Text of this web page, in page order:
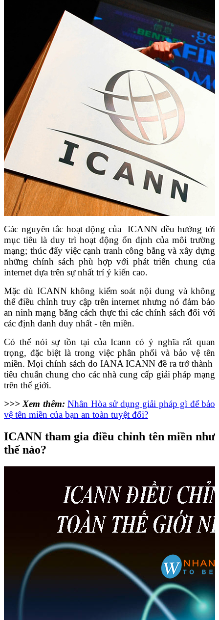
Các nguyên tắc hoạt động của ICANN đều hướng tới
mục tiêu là duy trì hoạt động ổn định của môi trường
mạng; thúc đẩy việc cạnh tranh công bằng và xây dựng
những chính sách phù hợp với phát triển chung của
internet dựa trên sự nhất trí ý kiến cao.
Mặc dù ICANN không kiểm soát nội dung và không
thể điều chỉnh truy cập trên internet nhưng nó đảm bảo
an ninh mạng bằng cách thực thi các chính sách đối với
các định danh duy nhất - tên miền.
Có thể nói sự tồn tại của Icann có ý nghĩa rất quan
trọng, đặc biệt là trong việc phân phối và bảo vệ tên
miền. Mọi chính sách do IANA ICANN đề ra trở thành
tiêu chuẩn chung cho các nhà cung cấp giải pháp mạng
trên thế giới.
>>> Xem thêm: Nhân Hòa sử dụng giải pháp gì để bảo
vệ tên miền của bạn an toàn tuyệt đối?
ICANN tham gia điều chỉnh tên miền như
thế nào?